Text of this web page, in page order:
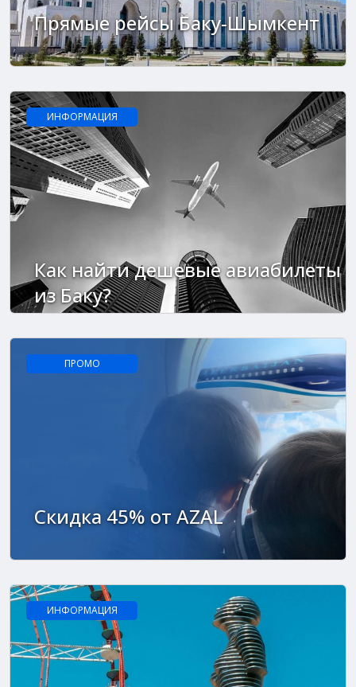
Прямые рейсы Баку-Шымкент
ИНФОРМАЦИЯ
Как найти дешевые авиабилеты
из Баку?
ПРОМО
Скидка 45% от AZAL
ИНФОРМАЦИЯ